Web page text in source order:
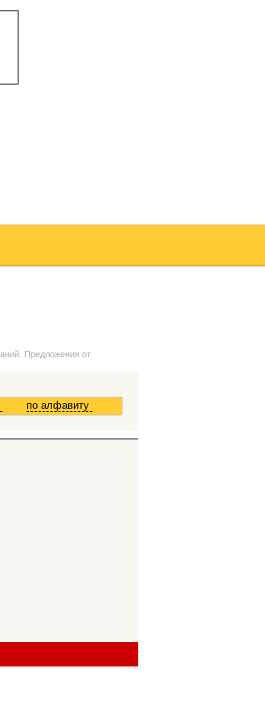
Предложения от
по алфавиту